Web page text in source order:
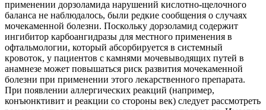
применении дорзоламида нарушений кислотно-щелочного
баланса не наблюдалось, были редкие сообщения о случаях
мочекаменной болезни. Поскольку дорзоламид содержит
ингибитор карбоангидразы для местного применения в
офтальмологии, который абсорбируется в системный
кровоток, у пациентов с камнями мочевыводящих путей в
анамнезе может повышаться риск развития мочекаменной
болезни при применении этого лекарственного препарата.
При появлении аллергических реакций (например,
конъюнктивит и реакции со стороны век) следует рассмотреть